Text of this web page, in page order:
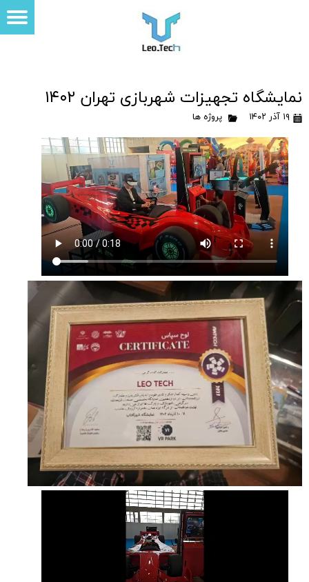
نمایشگاه تجهیزات شهربازی تهران ۱۴۰۲
۱۹ آذر ۱۴۰۲ پروژه ها